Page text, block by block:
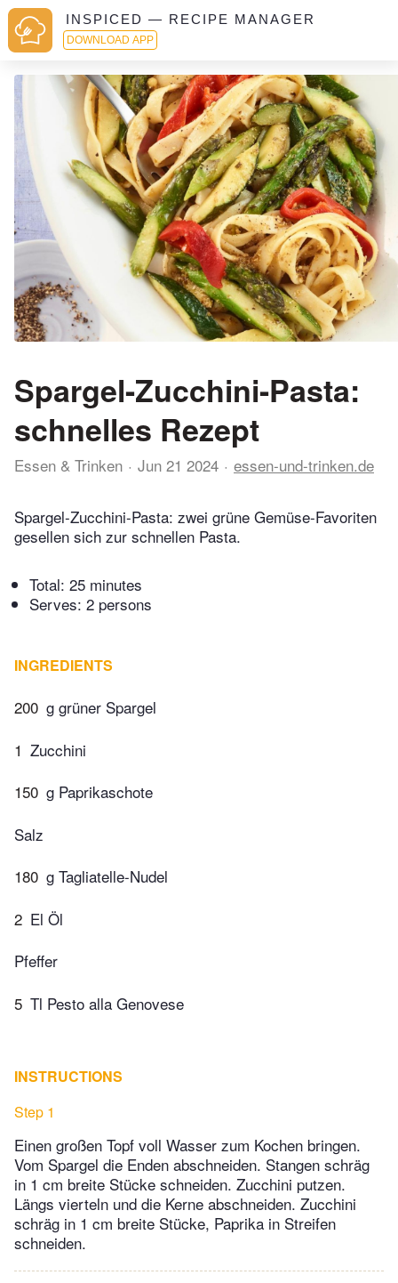
INSPICED — RECIPE MANAGER
DOWNLOAD APP
Spargel-Zucchini-Pasta:
schnelles Rezept
Essen & Trinken Jun 21 2024 essen-und-trinken.de
Spargel-Zucchini-Pasta: zwei grüne Gemüse-Favoriten
gesellen sich zur schnellen Pasta.
Total: 25 minutes
Serves: 2 persons
INGREDIENTS
200 g grüner Spargel
1 Zucchini
150 g Paprikaschote
Salz
180 g Tagliatelle-Nudel
2 El Öl
Pfeffer
5 Tl Pesto alla Genovese
INSTRUCTIONS
Step 1
Einen großen Topf voll Wasser zum Kochen bringen.
Vom Spargel die Enden abschneiden. Stangen schräg
in 1 cm breite Stücke schneiden. Zucchini putzen.
Längs vierteln und die Kerne abschneiden. Zucchini
schräg in 1 cm breite Stücke, Paprika in Streifen
schneiden.